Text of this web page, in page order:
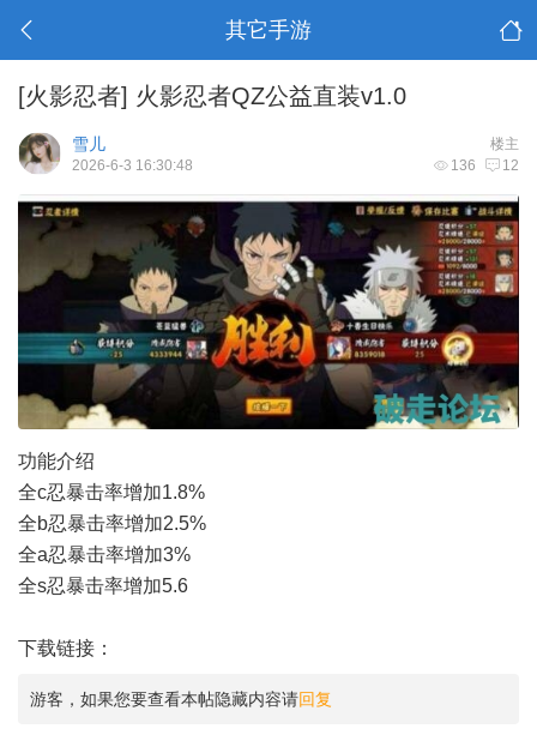
其它手游
[火影忍者] 火影忍者QZ公益直装v1.0
楼主
雪儿
136 12
2026-6-3 16:30:48
功能介绍
全c忍暴击率增加1.8%
全b忍暴击率增加2.5%
全a忍暴击率增加3%
全s忍暴击率增加5.6
下载链接：
游客，如果您要查看本帖隐藏内容请回复